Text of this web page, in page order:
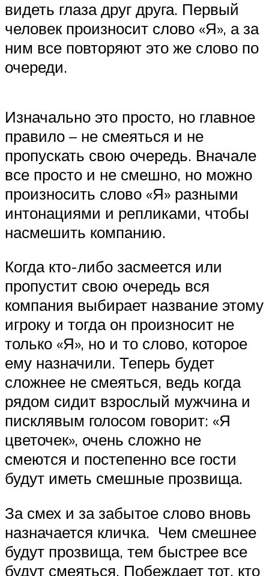
видеть глаза друг друга. Первый
человек произносит слово «Я», а за
ним все повторяют это же слово по
очереди.
Изначально это просто, но главное
правило – не смеяться и не
пропускать свою очередь. Вначале
все просто и не смешно, но можно
произносить слово «Я» разными
интонациями и репликами, чтобы
насмешить компанию.
Когда кто-либо засмеется или
пропустит свою очередь вся
компания выбирает название этому
игроку и тогда он произносит не
только «Я», но и то слово, которое
ему назначили. Теперь будет
сложнее не смеяться, ведь когда
рядом сидит взрослый мужчина и
писклявым голосом говорит: «Я
цветочек», очень сложно не
смеются и постепенно все гости
будут иметь смешные прозвища.
За смех и за забытое слово вновь
назначается кличка. Чем смешнее
будут прозвища, тем быстрее все
будут смеяться. Побеждает тот, кто